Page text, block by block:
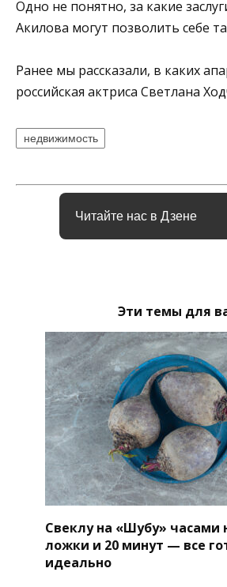
Одно не понятно, за какие
Акилова могут позволить себе
Ранее мы рассказали, в каких
российская актриса Светлана
недвижимость
Читайте нас в Дзене
Эти темы для
Свеклу на «Шубу» часами
ложки и 20 минут — все
идеально